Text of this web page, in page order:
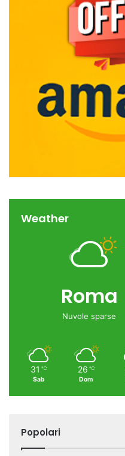
Weather
Roma
Nuvole sparse
31 ℃
Sab
26 ℃
Dom
Popolari